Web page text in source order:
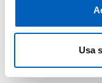
Usa
Modificato il08/